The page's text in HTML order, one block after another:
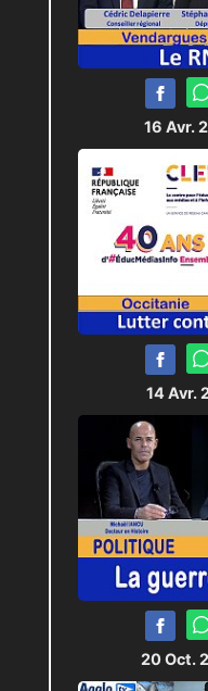
16 Avr.
14 Avr.
20 Oct.